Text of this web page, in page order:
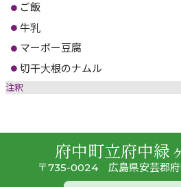
ご飯
牛乳
マーボー豆腐
切干大根のナムル
注釈
府中町立府中緑
〒735-0024 広島県安芸郡府